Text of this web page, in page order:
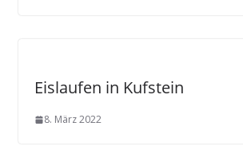
Eislaufen in Kufstein
8. März 2022